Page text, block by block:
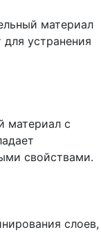
материал
устранения
материал с
свойствами.
слоев,